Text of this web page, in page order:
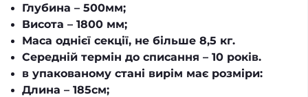
Глубина – 500мм;
Висота – 1800 мм;
Маса однієї секції, не більше 8,5 кг.
Середній термін до списання – 10 років.
в упакованому стані вирім має розміри:
Длина – 185см;